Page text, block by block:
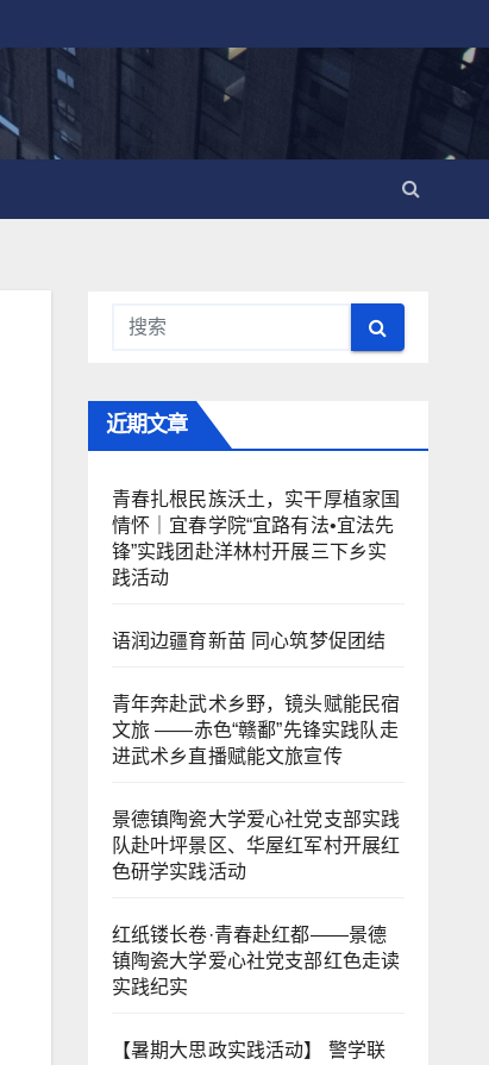
近期文章
青春扎根民族沃土，实干厚植家国
情怀｜宜春学院“宜路有法•宜法先
锋”实践团赴洋林村开展三下乡实
践活动
语润边疆育新苗 同心筑梦促团结
青年奔赴武术乡野，镜头赋能民宿
文旅 ——赤色“赣鄱”先锋实践队走
进武术乡直播赋能文旅宣传
景德镇陶瓷大学爱心社党支部实践
队赴叶坪景区、华屋红军村开展红
色研学实践活动
红纸镂长卷·青春赴红都——景德
镇陶瓷大学爱心社党支部红色走读
实践纪实
【暑期大思政实践活动】 警学联